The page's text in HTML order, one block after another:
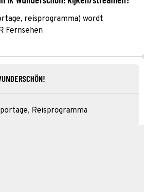
reisprogramma) wordt
Fernsehen
Reisprogramma